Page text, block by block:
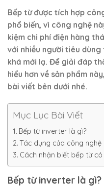
Bếp từ được tích hợp
phổ biến, vì công nghệ
kiệm chi phí điện hàng
với nhiều người tiêu
khá mới lạ. Để giải đáp
hiểu hơn về sản phẩm
bài viết bên dưới nhé.
Mục Lục Bài Viết
Bếp từ inverter là gì?
Tác dụng của công
Cách nhận biết bếp từ
Bếp từ inverter là gì?